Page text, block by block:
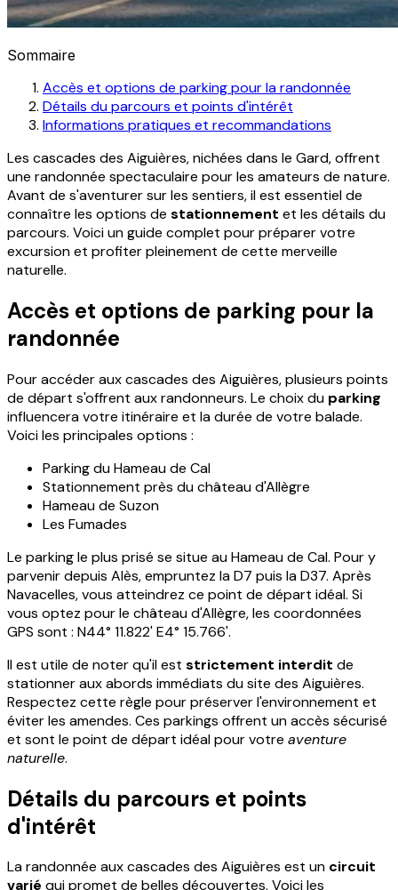
Sommaire
Accès et options de parking pour la randonnée
Détails du parcours et points d'intérêt
Informations pratiques et recommandations
Les cascades des Aiguières, nichées dans le Gard, offrent
une randonnée spectaculaire pour les amateurs de nature.
Avant de s'aventurer sur les sentiers, il est essentiel de
connaître les options de stationnement et les détails du
parcours. Voici un guide complet pour préparer votre
excursion et profiter pleinement de cette merveille
naturelle.
Accès et options de parking pour la
randonnée
Pour accéder aux cascades des Aiguières, plusieurs points
de départ s'offrent aux randonneurs. Le choix du parking
influencera votre itinéraire et la durée de votre balade.
Voici les principales options :
Parking du Hameau de Cal
Stationnement près du château d'Allègre
Hameau de Suzon
Les Fumades
Le parking le plus prisé se situe au Hameau de Cal. Pour y
parvenir depuis Alès, empruntez la D7 puis la D37. Après
Navacelles, vous atteindrez ce point de départ idéal. Si
vous optez pour le château d'Allègre, les coordonnées
GPS sont : N44° 11.822' E4° 15.766'.
Il est utile de noter qu'il est strictement interdit de
stationner aux abords immédiats du site des Aiguières.
Respectez cette règle pour préserver l'environnement et
éviter les amendes. Ces parkings offrent un accès sécurisé
et sont le point de départ idéal pour votre aventure
naturelle.
Détails du parcours et points
d'intérêt
La randonnée aux cascades des Aiguières est un circuit
varié qui promet de belles découvertes. Voici les